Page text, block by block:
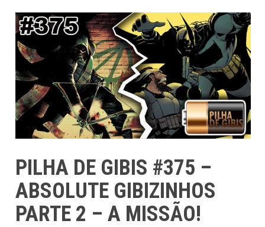
PILHA DE GIBIS #375 –
ABSOLUTE GIBIZINHOS
PARTE 2 – A MISSÃO!